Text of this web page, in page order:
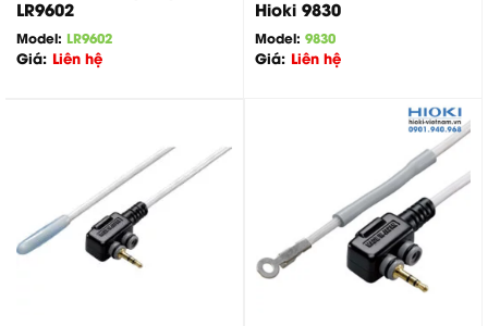
LR9602
Model: LR9602
Giá: Liên hệ
Hioki 9830
Model: 9830
Giá: Liên hệ